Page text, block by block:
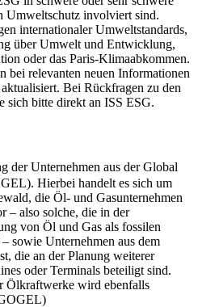
Umweltschutz involviert sind.
internationaler Umweltstandards,
über Umwelt und Entwicklung,
oder das Paris-Klimaabkommen.
bei relevanten neuen Informationen
Bei Rückfragen zu den
sich bitte direkt an ISS ESG.
der Unternehmen aus der Global
Hierbei handelt es sich um
die Öl- und Gasunternehmen
– also solche, die in der
von Öl und Gas als fossilen
sowie Unternehmen aus dem
die an der Planung weiterer
oder Terminals beteiligt sind.
Ölkraftwerke wird ebenfalls